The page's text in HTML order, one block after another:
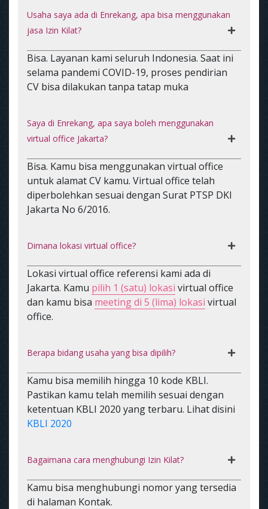
Usaha saya ada di Enrekang, apa bisa menggunakan
jasa Izin Kilat?
Bisa. Layanan kami seluruh Indonesia. Saat ini
selama pandemi COVID-19, proses pendirian
CV bisa dilakukan tanpa tatap muka
Saya di Enrekang, apa saya boleh menggunakan
virtual office Jakarta?
Bisa. Kamu bisa menggunakan virtual office
untuk alamat CV kamu. Virtual office telah
diperbolehkan sesuai dengan Surat PTSP DKI
Jakarta No 6/2016.
Dimana lokasi virtual office?
Lokasi virtual office referensi kami ada di
Jakarta. Kamu pilih 1 (satu) lokasi virtual office
dan kamu bisa meeting di 5 (lima) lokasi virtual
office.
Berapa bidang usaha yang bisa dipilih?
Kamu bisa memilih hingga 10 kode KBLI.
Pastikan kamu telah memilih sesuai dengan
ketentuan KBLI 2020 yang terbaru. Lihat disini
KBLI 2020
Bagaimana cara menghubungi Izin Kilat?
Kamu bisa menghubungi nomor yang tersedia
di halaman Kontak.